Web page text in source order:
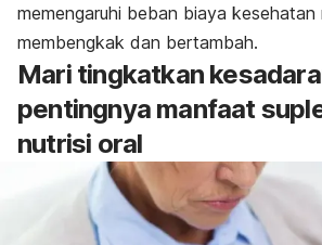
memengaruhi beban biaya kesehatan
membengkak dan bertambah.
Mari tingkatkan
pentingnya manfaat
nutrisi oral